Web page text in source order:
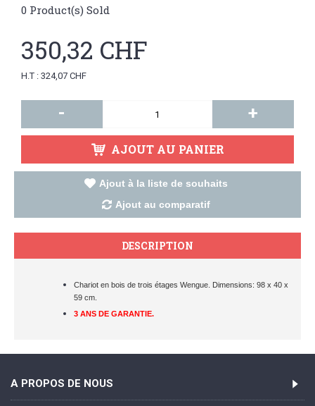
0 Product(s) Sold
350,32 CHF
H.T : 324,07 CHF
- +
AJOUT AU PANIER
Ajout à la liste de souhaits
Ajout au comparatif
DESCRIPTION
Chariot en bois de trois étages Wengue. Dimensions: 98 x 40 x
59 cm.
3 ANS DE GARANTIE.
A PROPOS DE NOUS